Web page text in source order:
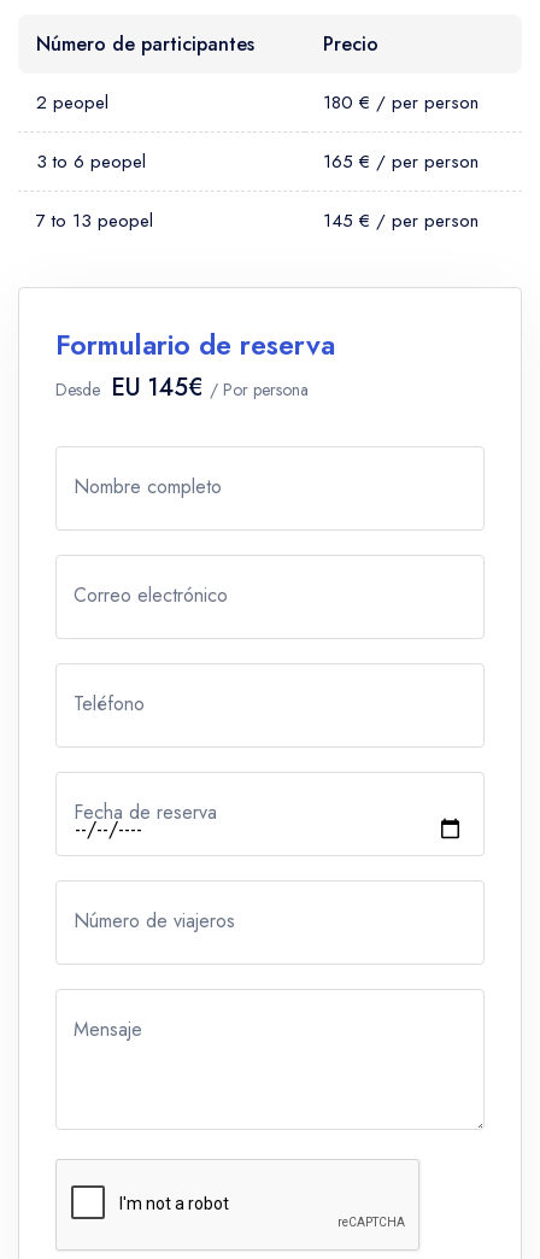
Número de participantes Precio
2 peopel 180 € / per person
3 to 6 peopel 165 € / per person
7 to 13 peopel 145 € / per person
Formulario de reserva
Desde EU 145€ / Por persona
Nombre completo
Correo electrónico
Teléfono
Fecha de reserva
Número de viajeros
Mensaje